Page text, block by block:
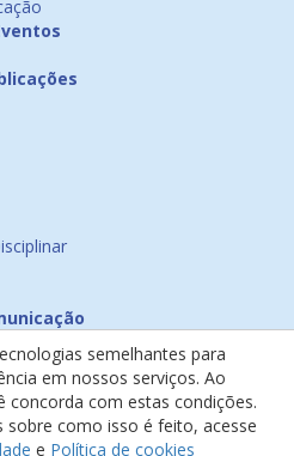
semelhantes para
em nossos serviços. Ao
concorda com estas condições.
sobre como isso é feito, acesse
e Política de cookies